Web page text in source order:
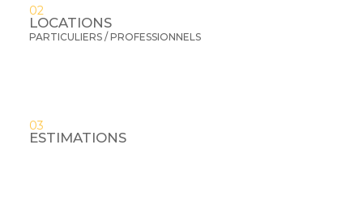
02
LOCATIONS
PARTICULIERS / PROFESSIONNELS
03
ESTIMATIONS